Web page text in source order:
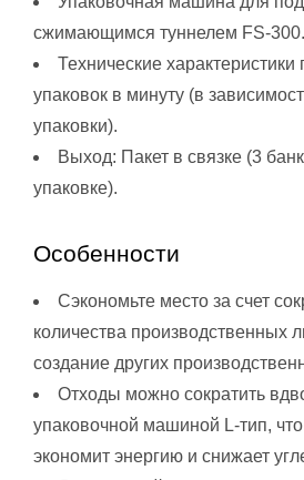
сжимающимся туннелем FS-300.
Технические характеристики
упаковок в минуту (в
упаковки).
Выход: Пакет в связке (3
упаковке).
Особенности
Сэкономьте место за счет
количества производственных
создание других
Отходы можно сократить
упаковочной машиной L-тип,
экономит энергию и снижает